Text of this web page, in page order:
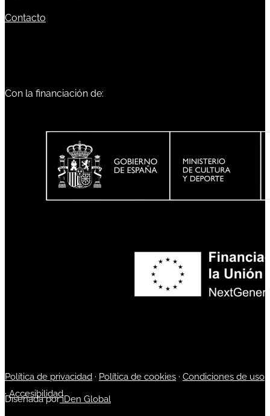
Contacto
Con la financiación de:
Política de privacidad · Política de cookies · Condiciones de uso
·Accesibilidad
Diseñada poriDen Global